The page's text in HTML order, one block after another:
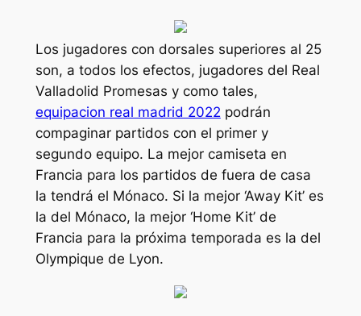
Los jugadores con dorsales superiores al 25
son, a todos los efectos, jugadores del Real
Valladolid Promesas y como tales,
equipacion real madrid 2022 podrán
compaginar partidos con el primer y
segundo equipo. La mejor camiseta en
Francia para los partidos de fuera de casa
la tendrá el Mónaco. Si la mejor ‘Away Kit’ es
la del Mónaco, la mejor ‘Home Kit’ de
Francia para la próxima temporada es la del
Olympique de Lyon.